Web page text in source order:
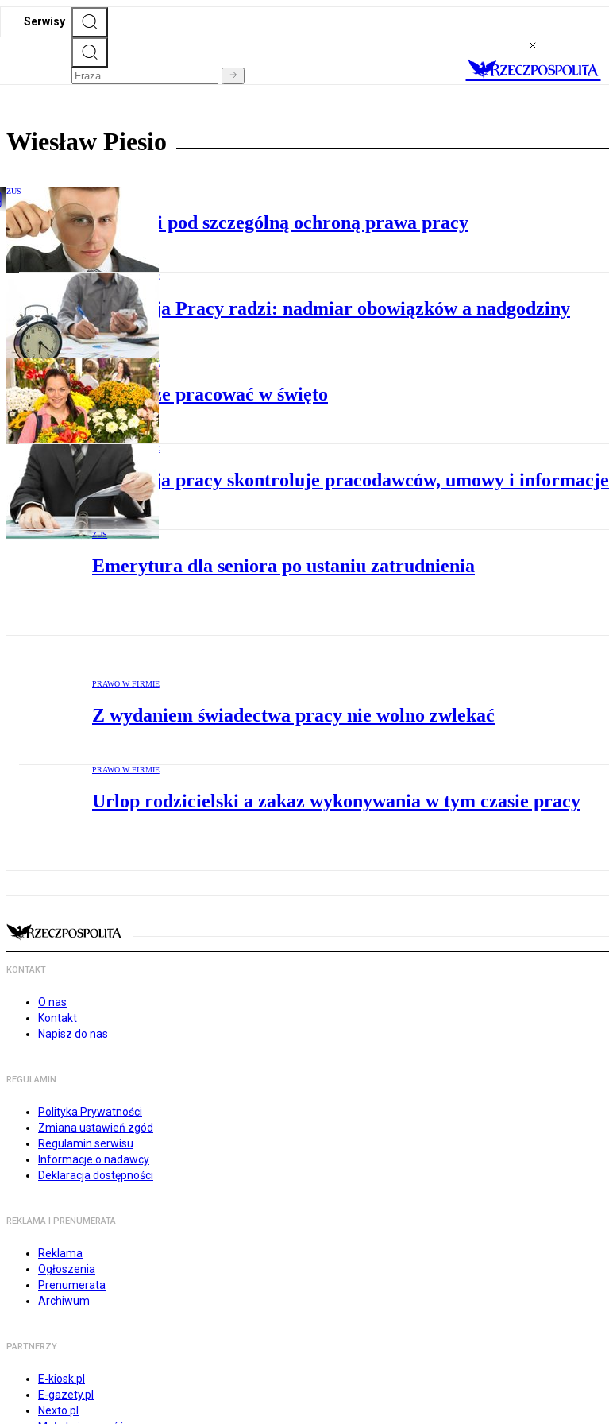
Serwisy
Wiesław Piesio
ZUS
Matki i delegowani pod szczególną ochroną prawa pracy
PRAWO W FIRMIE
Inspekcja Pracy radzi: nadmiar obowiązków a nadgodziny
PRAWO W FIRMIE
Kto może pracować w święto
PRAWO W FIRMIE
Inspekcja pracy skontroluje pracodawców, umowy i informacje
ZUS
Emerytura dla seniora po ustaniu zatrudnienia
PRAWO W FIRMIE
Z wydaniem świadectwa pracy nie wolno zwlekać
PRAWO W FIRMIE
Urlop rodzicielski a zakaz wykonywania w tym czasie pracy
KONTAKT
O nas
Kontakt
Napisz do nas
REGULAMIN
Polityka Prywatności
Zmiana ustawień zgód
Regulamin serwisu
Informacje o nadawcy
Deklaracja dostępności
REKLAMA I PRENUMERATA
Reklama
Ogłoszenia
Prenumerata
Archiwum
PARTNERZY
E-kiosk.pl
E-gazety.pl
Nexto.pl